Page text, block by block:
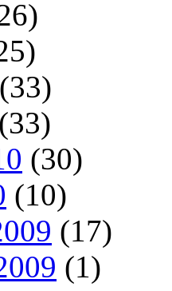
(33)
(33)
(30)
(10)
(17)
(1)